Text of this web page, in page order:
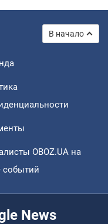
В начало
OBOZ.UA на
событий
News